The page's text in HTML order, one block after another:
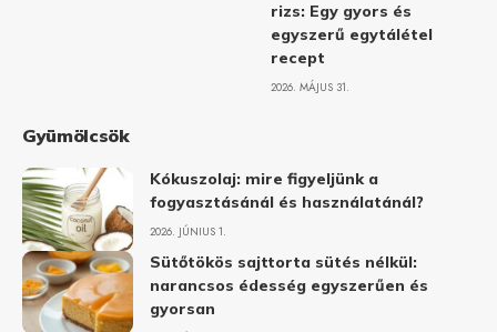
rizs: Egy gyors és
egyszerű egytálétel
recept
2026. MÁJUS 31.
Gyümölcsök
Kókuszolaj: mire figyeljünk a
fogyasztásánál és használatánál?
2026. JÚNIUS 1.
Sütőtökös sajttorta sütés nélkül:
narancsos édesség egyszerűen és
gyorsan